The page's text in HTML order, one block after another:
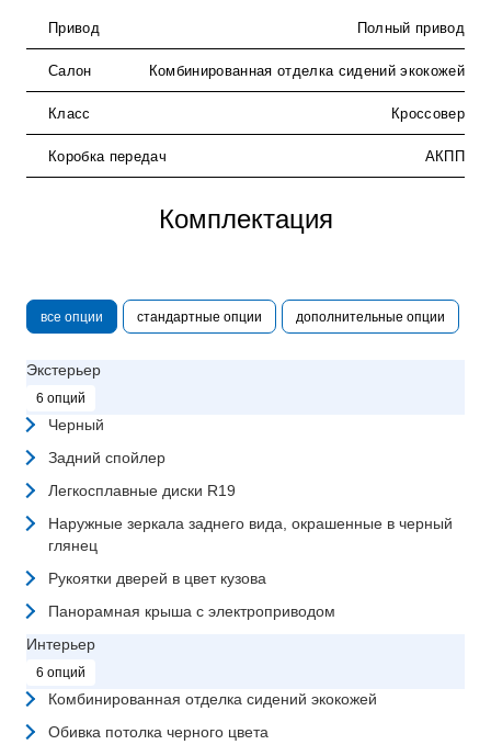
Привод Полный привод
Салон Комбинированная отделка сидений экокожей
Класс Кроссовер
Коробка передач АКПП
Комплектация
все опции стандартные опции дополнительные опции
Экстерьер
6 опций
Черный
Задний спойлер
Легкосплавные диски R19
Наружные зеркала заднего вида, окрашенные в черный
глянец
Рукоятки дверей в цвет кузова
Панорамная крыша с электроприводом
Интерьер
6 опций
Комбинированная отделка сидений экокожей
Обивка потолка черного цвета